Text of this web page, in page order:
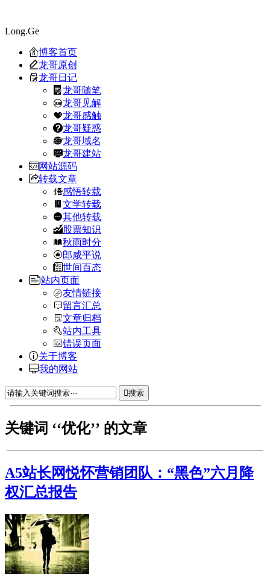
Long.Ge
博客首页
龙哥原创
龙哥日记
龙哥随笔
龙哥见解
龙哥感触
龙哥疑惑
龙哥域名
龙哥建站
网站源码
转载文章
感悟转载
文学转载
其他转载
股票知识
秋雨时分
郎咸平说
世间百态
站内页面
友情链接
留言汇总
文章归档
站内工具
错误页面
关于博客
我的网站
搜索
关键词 ‘‘优化’’ 的文章
A5站长网悦怀营销团队：“黑色”六月降
权汇总报告